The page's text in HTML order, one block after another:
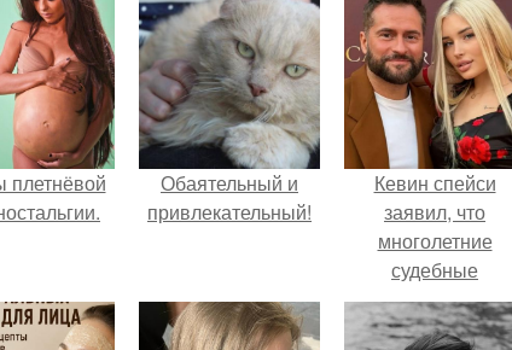
плетнёвой
Обаятельный и
привлекательный!
Кевин спейси
заявил, что
многолетние
судебные
разбирательства
практически